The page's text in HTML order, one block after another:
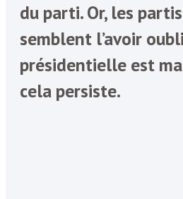
du parti. Or, les
semblent l’avoir
présidentielle est
cela persiste.